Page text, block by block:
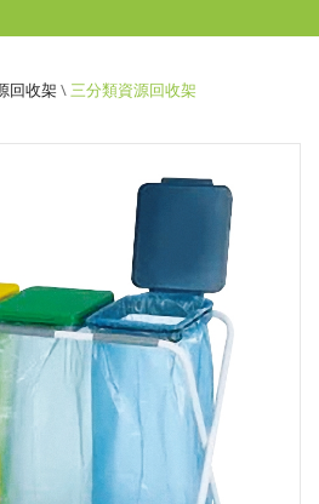
回收架\三分類資源回收架